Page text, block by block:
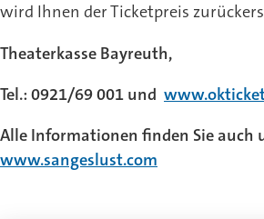
wird Ihnen der Ticketpreis
Theaterkasse Bayreuth,
Tel.: 0921/69 001 und
Alle Informationen finden Sie auch
www.sangeslust.com